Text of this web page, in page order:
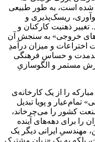
شده است، به طور طبیعی
ریسک‌پذیری و
ذهنیت کارکنان و
خروجی» به سنجش آن
اختراعات و میزان درآمدِ
و حساس فرهنگی
مستمر و الگوسازیِ
را از یک کارخانه‌ی
تمام‌عیار و پویا تبدیل
کشور را می‌چرخاند،
را برای دهه‌های آینده
مهندسیِ ایرانی دیگر یک
بلکه به یک «زبانِ مشترک